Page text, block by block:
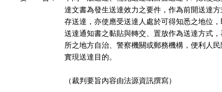
達文書為發生送達效力之要件，作為前開送達
存送達，亦使應受送達人處於可得知悉之地位
送達通知書之黏貼與轉交、置放作為送達方式
所之地方自治、警察機關或郵務機構，便利人
實現送達目的。
（裁判要旨內容由法源資訊撰寫）